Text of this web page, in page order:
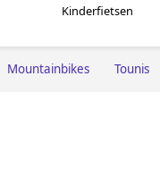
Kinderfietsen
Mountainbikes Tounis